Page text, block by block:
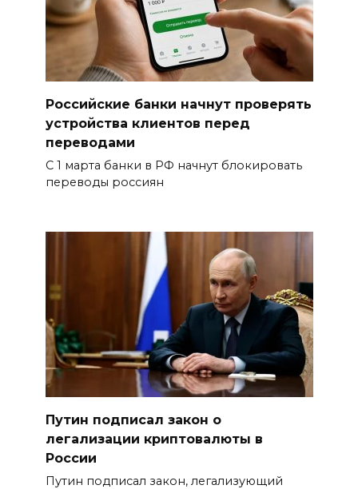
Российские банки начнут проверять
устройства клиентов перед
переводами
С 1 марта банки в РФ начнут блокировать
переводы россиян
Путин подписал закон о
легализации криптовалюты в
России
Путин подписал закон, легализующий